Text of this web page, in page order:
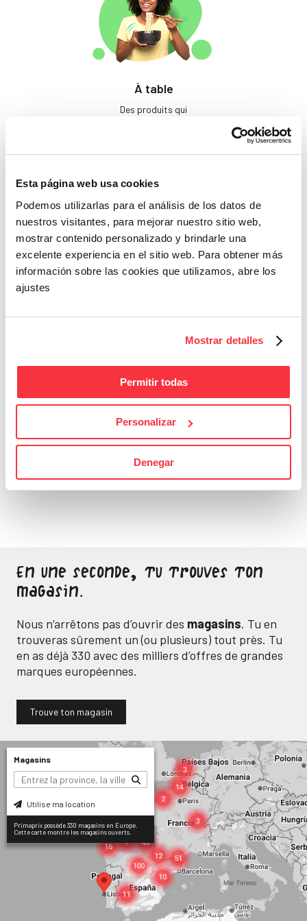
Esta página web usa cookies
Podemos utilizarlas para el análisis de los datos de
nuestros visitantes, para mejorar nuestro sitio web,
mostrar contenido personalizado y brindarle una
excelente experiencia en el sitio web. Para obtener más
información sobre las cookies que utilizamos, abre los
ajustes
Mostrar detalles
Permitir todas
Personalizar
Denegar
À table
Des produits qui
Beauté
Bons Plans
Sois attentif, ne laisse
passer aucune bonne
affaire
En une seconde, tu trouves ton
magasin.
Nous n’arrêtons pas d’ouvrir des magasins. Tu en
trouveras sûrement un (ou plusieurs) tout près. Tu
en as déjà 330 avec des milliers d’offres de grandes
marques européennes.
Trouve ton magasin
Magasins
Utilise ma location
Primaprix possède 330 magasins en Europe.
Cette carte montre les magasins ouverts.